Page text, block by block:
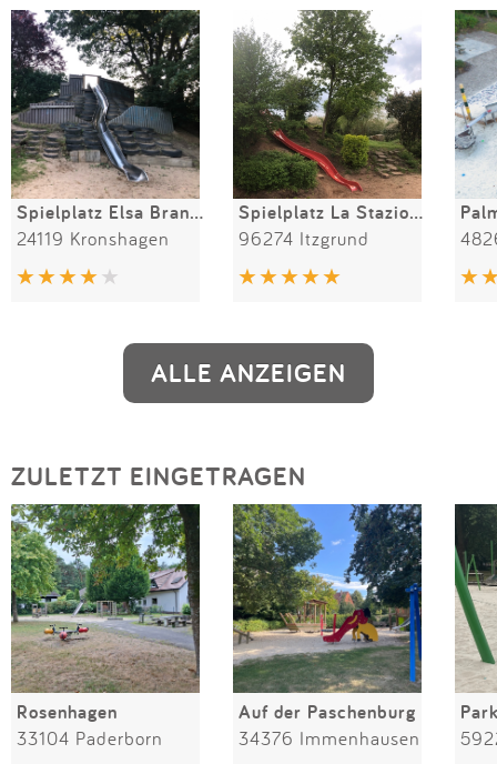
Spielplatz Elsa Brandström Park
24119 Kronshagen
Spielplatz La Stazione
96274 Itzgrund
ALLE ANZEIGEN
ZULETZT EINGETRAGEN
Rosenhagen
33104 Paderborn
Auf der Paschenburg
34376 Immenhausen